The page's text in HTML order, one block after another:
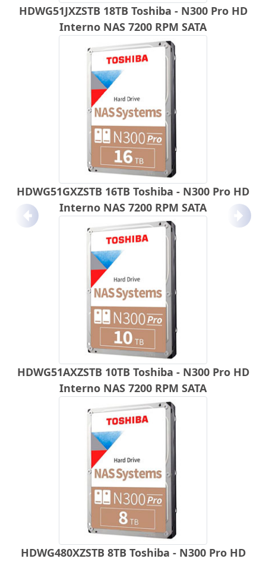
HDWG51JXZSTB 18TB Toshiba - N300 Pro HD
Interno NAS 7200 RPM SATA
HDWG51GXZSTB 16TB Toshiba - N300 Pro HD
Interno NAS 7200 RPM SATA
HDWG51AXZSTB 10TB Toshiba - N300 Pro HD
Interno NAS 7200 RPM SATA
HDWG480XZSTB 8TB Toshiba - N300 Pro HD
Anterior